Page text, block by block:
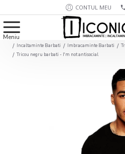
CONTUL MEU
Incaltaminte Barbati Imbracaminte Barbati
Tricou negru barbati - I'm not antisocial